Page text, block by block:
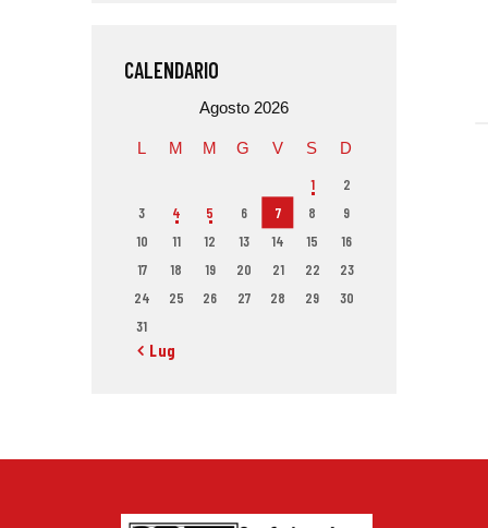
CALENDARIO
Agosto 2026
L M M G V S D
1
2
3
4 5 6 7 8
9
10
11 12 13 14 15
16
17
18 19 20 21 22
23
24
25 26 27 28 29
30
31
« Lug